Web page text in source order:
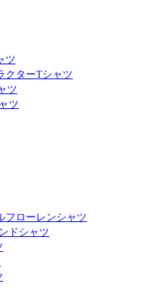
ツ
クターTシャツ
ツ
ツ
フローレンシャツ
ドシャツ